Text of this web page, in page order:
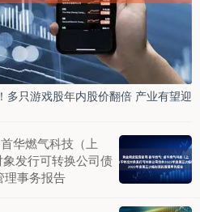
多只游戏股年内股价翻倍 产业有望迎
华燃气科技（上
发行可转换公司债
理事务报告